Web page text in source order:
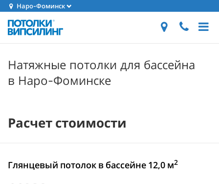
Наро-Фоминск
Натяжные потолки для бассейна
в Наро-Фоминске
Расчет стоимости
Глянцевый потолок в бассейне 12,0 м2